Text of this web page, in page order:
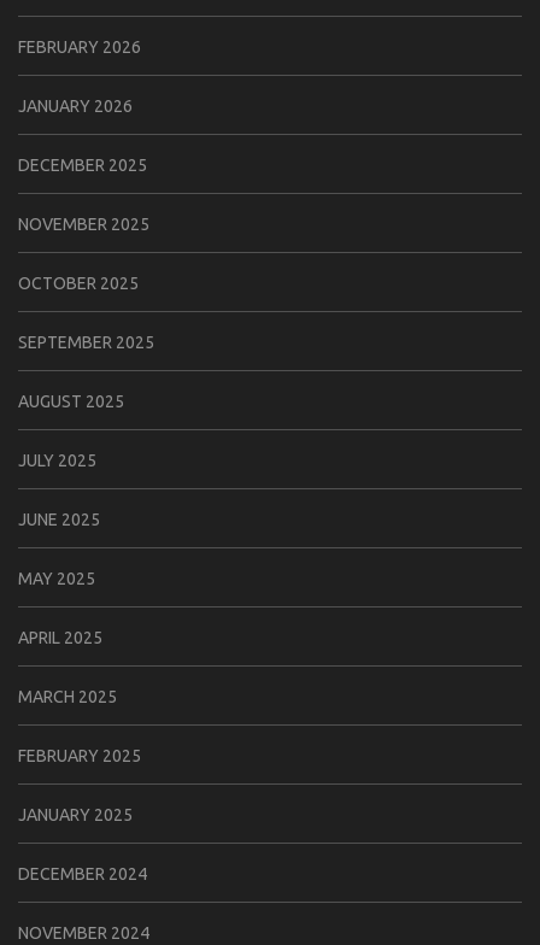
FEBRUARY 2026
JANUARY 2026
DECEMBER 2025
NOVEMBER 2025
OCTOBER 2025
SEPTEMBER 2025
AUGUST 2025
JULY 2025
JUNE 2025
MAY 2025
APRIL 2025
MARCH 2025
FEBRUARY 2025
JANUARY 2025
DECEMBER 2024
NOVEMBER 2024